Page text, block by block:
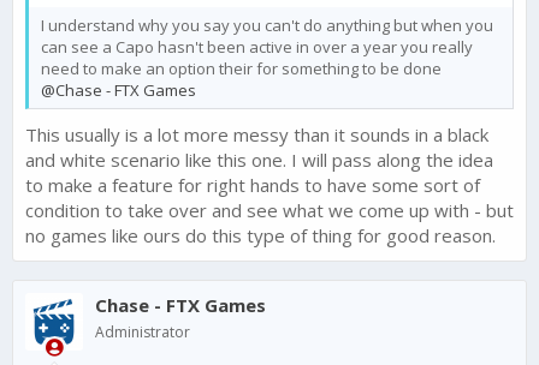
I understand why you say you can't do anything but when you
can see a Capo hasn't been active in over a year you really
need to make an option their for something to be done
@Chase - FTX Games
This usually is a lot more messy than it sounds in a black
and white scenario like this one. I will pass along the idea
to make a feature for right hands to have some sort of
condition to take over and see what we come up with - but
no games like ours do this type of thing for good reason.
Chase - FTX Games
Administrator